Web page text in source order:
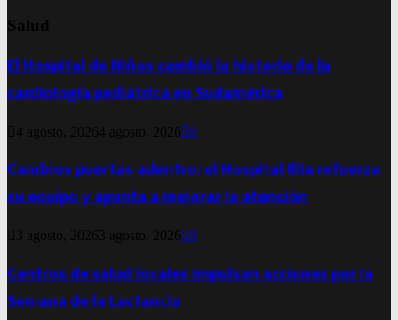
Salud
El Hospital de Niños cambió la historia de la
cardiología pediátrica en Sudamérica
4 agosto, 20264 agosto, 2026 0
Cambios puertas adentro: el Hospital Illia refuerza
su equipo y apunta a mejorar la atención
3 agosto, 2026 3 agosto, 2026 0
Centros de salud locales impulsan acciones por la
Semana de la Lactancia